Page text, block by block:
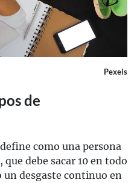
Pexels
de
como una persona
debe sacar 10 en todo
un desgaste continuo en